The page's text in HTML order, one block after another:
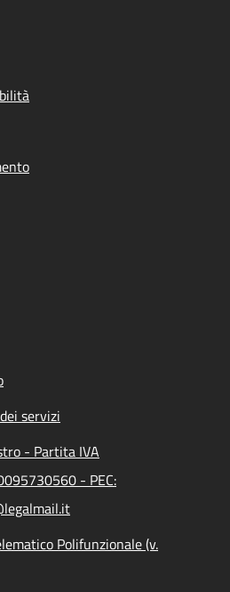
servizi
- Partita IVA
- PEC:
Polifunzionale (v.